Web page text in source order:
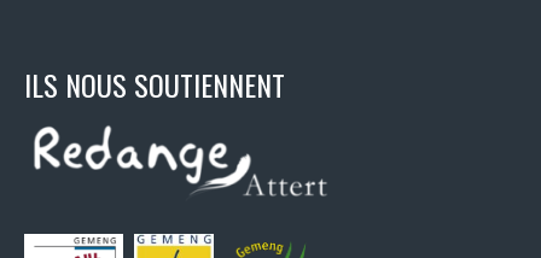
ILS NOUS SOUTIENNENT